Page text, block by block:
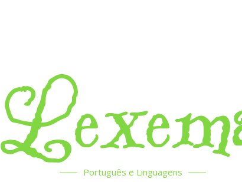
Português e Linguagens